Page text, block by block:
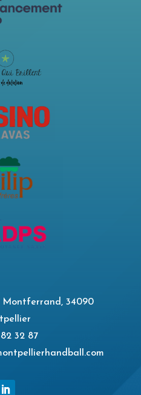
Montferrand, 34090
32 87